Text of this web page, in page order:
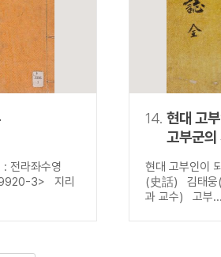
전라좌수영
9920-3> 지리
14. 현대 고
고부군
현대 고부인이
(史話) 김태웅(
과 교수) 고부